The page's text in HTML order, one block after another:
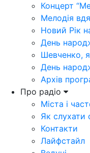
Концерт
Мелодія
Новий Рік
День
Шевченко,
День
Архів
Про радіо
Міста і
Як слухати
Контакти
Лайфстайл